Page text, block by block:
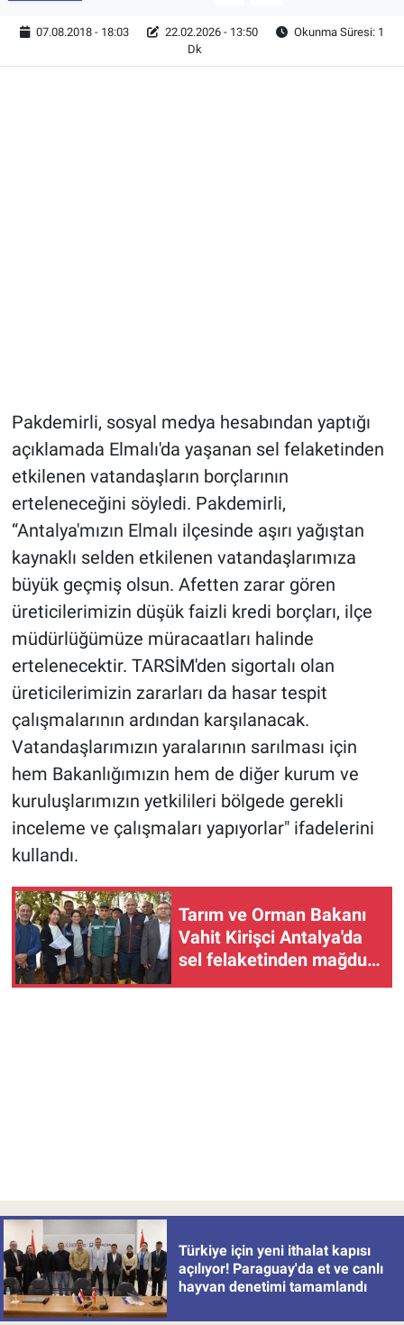
07.08.2018 - 18:03 22.02.2026 - 13:50
Okunma Süresi: 1
Dk
Pakdemirli, sosyal medya hesabından yaptığı
açıklamada Elmalı'da yaşanan sel felaketinden
etkilenen vatandaşların borçlarının
erteleneceğini söyledi. Pakdemirli,
“Antalya'mızın Elmalı ilçesinde aşırı yağıştan
kaynaklı selden etkilenen vatandaşlarımıza
büyük geçmiş olsun. Afetten zarar gören
üreticilerimizin düşük faizli kredi borçları, ilçe
müdürlüğümüze müracaatları halinde
ertelenecektir. TARSİM'den sigortalı olan
üreticilerimizin zararları da hasar tespit
çalışmalarının ardından karşılanacak.
Vatandaşlarımızın yaralarının sarılması için
hem Bakanlığımızın hem de diğer kurum ve
kuruluşlarımızın yetkilileri bölgede gerekli
inceleme ve çalışmaları yapıyorlar" ifadelerini
kullandı.
Tarım ve Orman Bakanı
Vahit Kirişci Antalya'da
sel felaketinden mağdur
olan çiftçilerle bir araya
Türkiye için yeni ithalat kapısı
açılıyor! Paraguay'da et ve canlı
hayvan denetimi tamamlandı
Tahıllar ve Baklagiller